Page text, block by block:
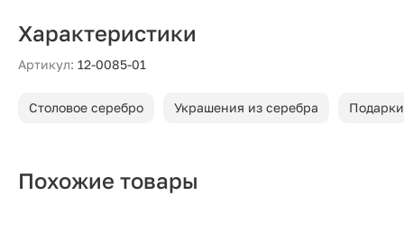
Характеристики
Артикул: 12-0085-01
Столовое серебро Украшения из серебра
Похожие товары